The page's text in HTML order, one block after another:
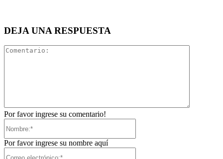
DEJA UNA RESPUESTA
Por favor ingrese su comentario!
Por favor ingrese su nombre aquí